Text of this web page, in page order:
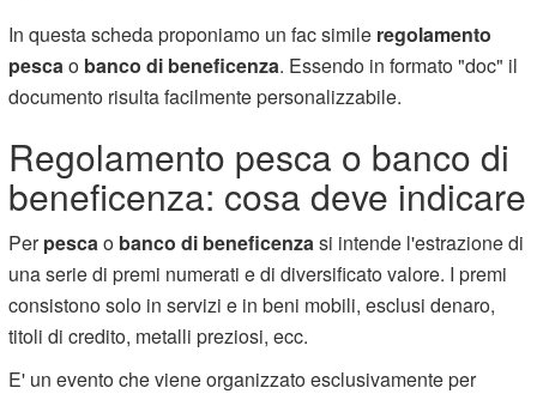
In questa scheda proponiamo un fac simile regolamento
pescao banco di beneficenza. Essendo in formato "doc" il
documento risulta facilmente personalizzabile.
Regolamento pesca o banco di
beneficenza: cosa deve indicare
Perpescao banco di beneficenza si intende l'estrazione di
una serie di premi numerati e di diversificato valore. I premi
consistono solo in servizi e in beni mobili, esclusi denaro,
titoli di credito, metalli preziosi, ecc.
E' un evento che viene organizzato esclusivamente per